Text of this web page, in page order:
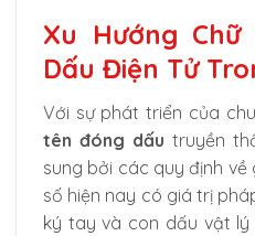
Xu Hướng
Dấu Điện Tử
Với sự phát triển của
tên đóng dấu truyền
sung bởi các quy định về
số hiện nay có giá trị
ký tay và con dấu vật